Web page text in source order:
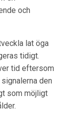
och
lat öga
tidigt.
tid eftersom
den
som möjligt